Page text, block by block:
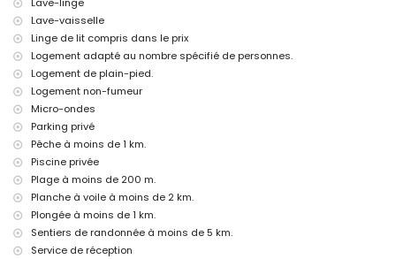
bar, promenade (Cala El Racó et Principe de Asturias) (à moins de
1000 mètres de la maison)
cinéma et théâtre (à moins de 5 kilomètres de la maison)
parc d'attractions (Aqualandia), parc à thème (Terra Mitica), zoo
(Terra Natura) et parc aquatique (Aqualandia) (à moins de 10
kilomètres de la maison)
Lieux d'intérêt et culture à Calpe, Costa Blanca
palais (Baños de la Reina) et ruine (Baños de la Reina) (à moins de
1000 mètres de l'hébergement)
musée, église (Nuestra Señora de las Nieves), château (Castillo de
Calpe), édifice architectural (Iglesia antigua gótico-mudéjar) et lieu
historique (Baño de la Reina) (à moins de 5 kilomètres de
l'hébergement)
Sports
Lave-linge
Lave-vaisselle
Linge de lit compris dans le prix
Logement adapté au nombre spécifié de personnes.
Logement de plain-pied.
Logement non-fumeur
Micro-ondes
Parking privé
Pêche à moins de 1 km.
Piscine privée
Plage à moins de 200 m.
Planche à voile à moins de 2 km.
Plongée à moins de 1 km.
Sentiers de randonnée à moins de 5 km.
Service de réception